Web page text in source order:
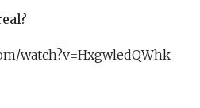
watch?v=HxgwledQWhk